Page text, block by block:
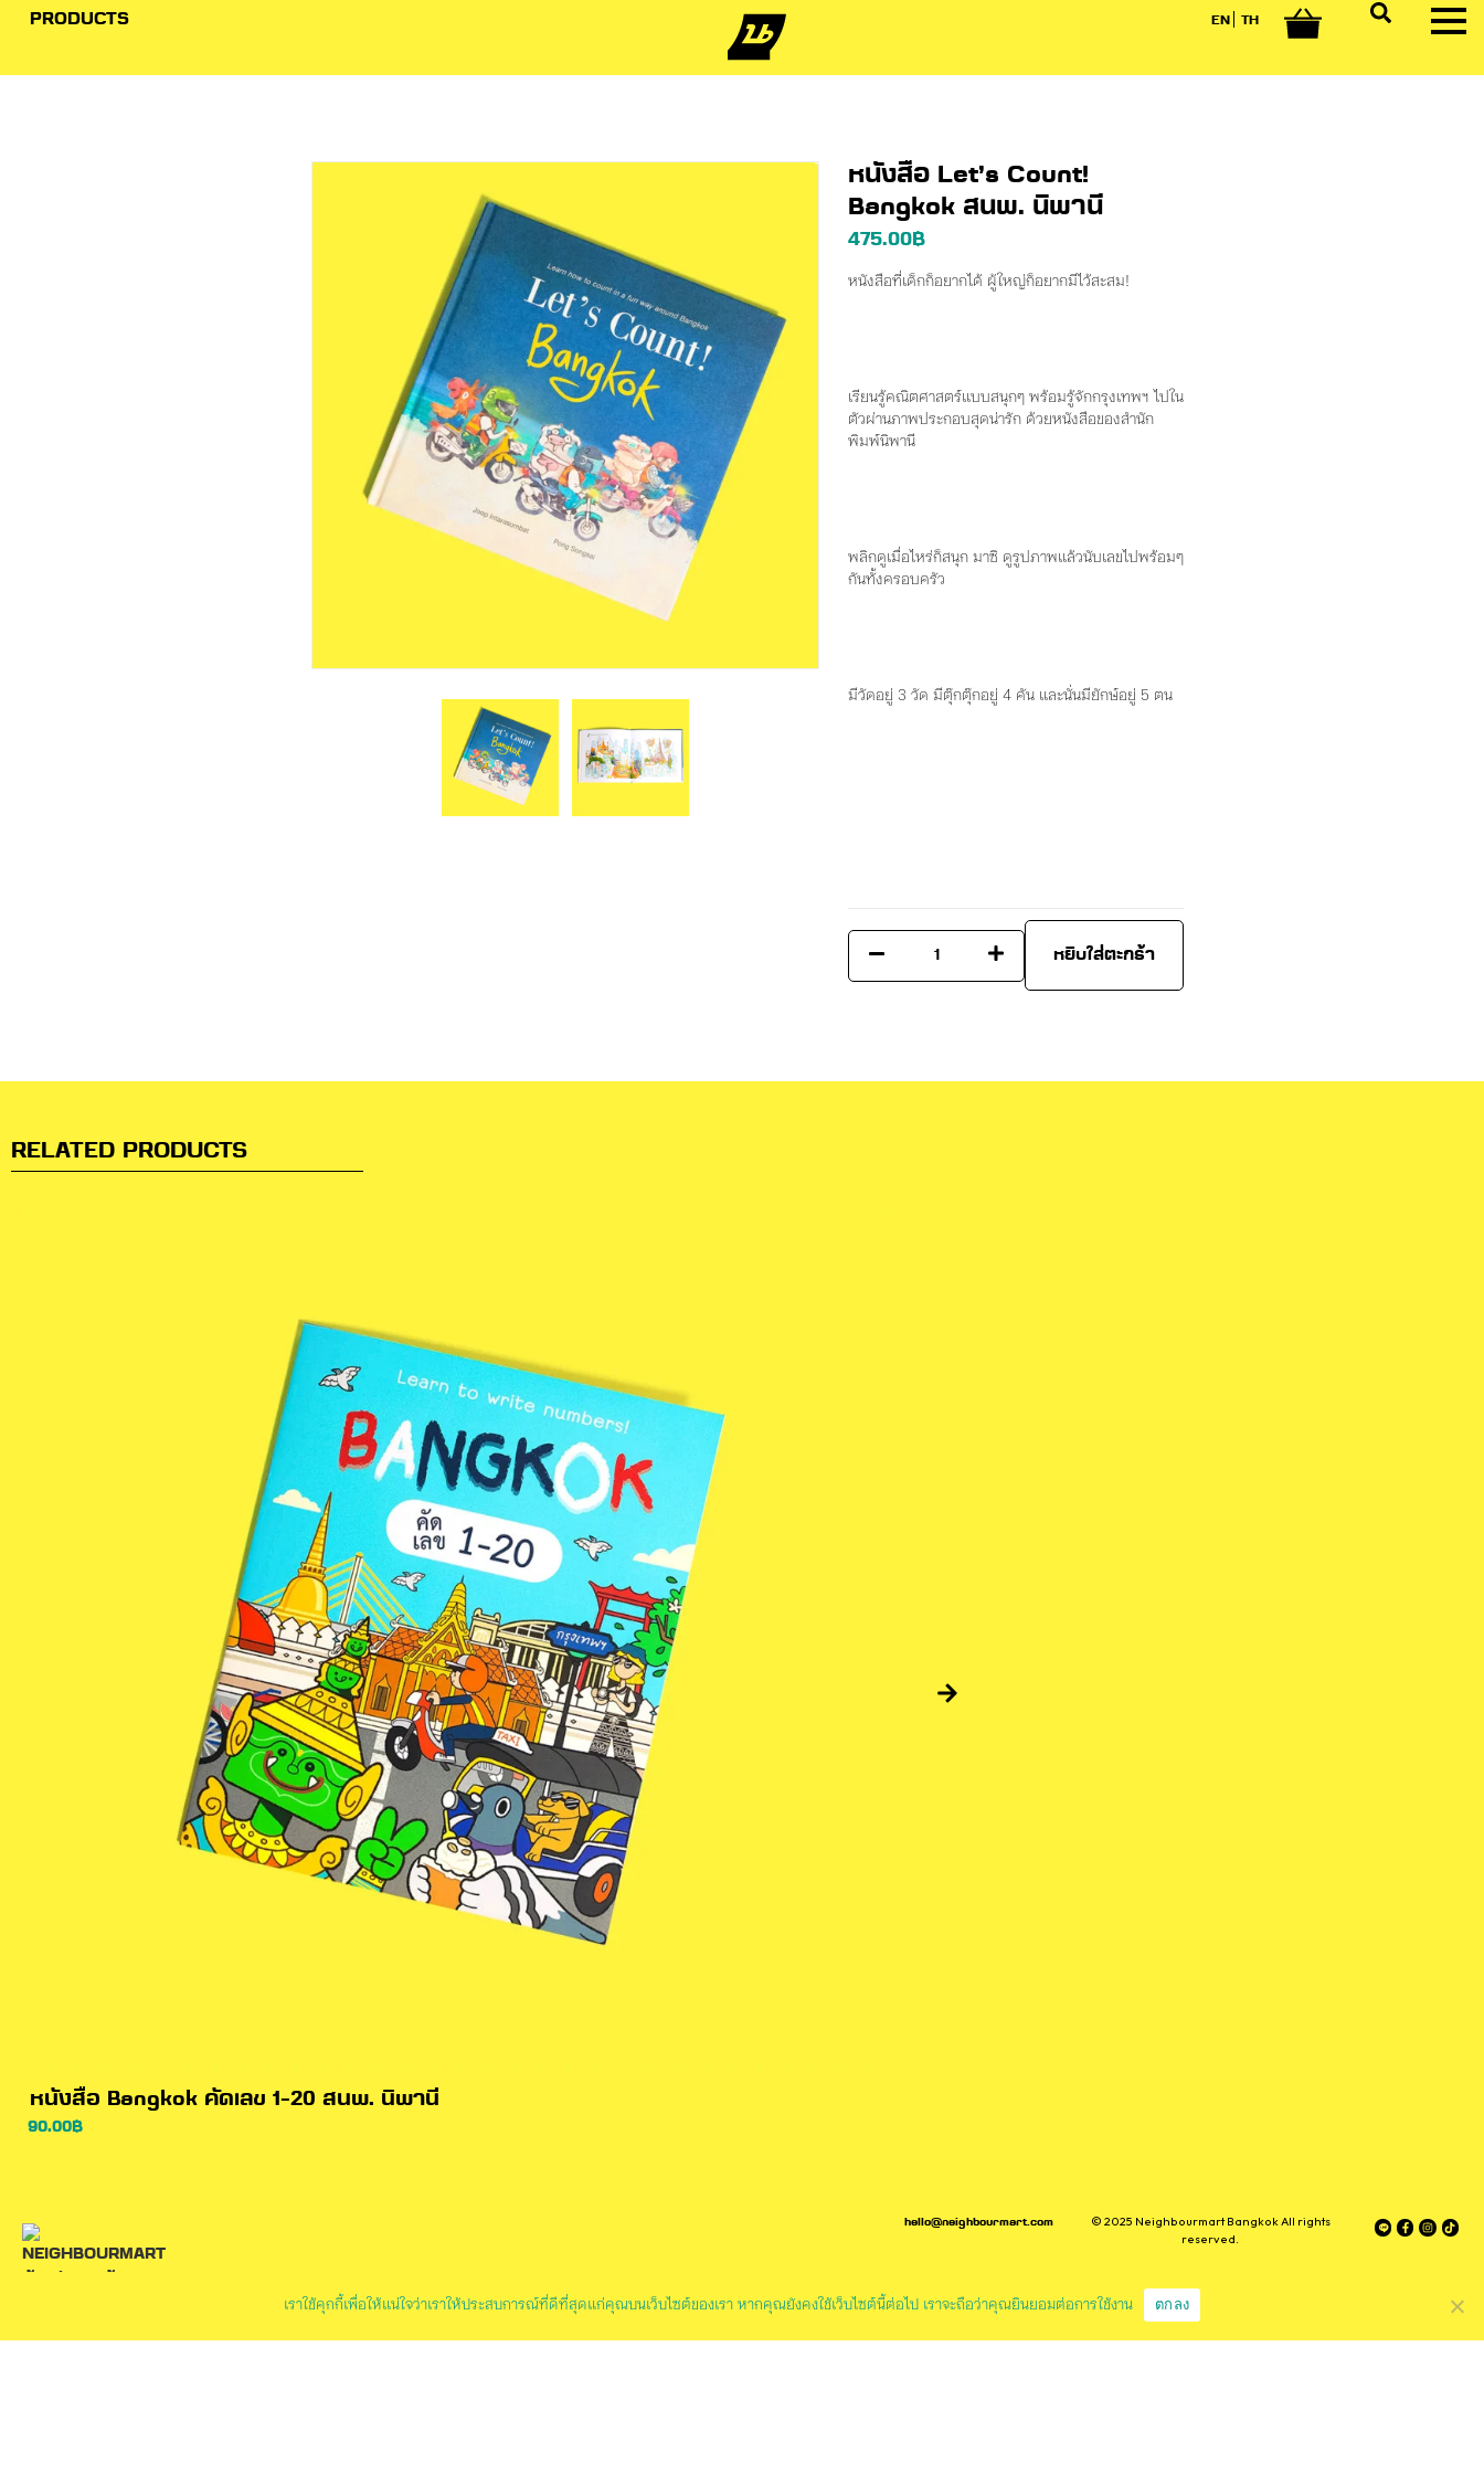
PRODUCTS EN TH
หนังสือ Let’s Count!
Bangkok สนพ. นิพานี
475.00฿
หนังสือที่เด็กก็อยากได้ ผู้ใหญ่ก็อยากมีไว้สะสม!
เรียนรู้คณิตศาสตร์แบบสนุกๆ พร้อมรู้จักกรุงเทพฯ ไปใน
ตัวผ่านภาพประกอบสุดน่ารัก ด้วยหนังสือของสำนัก
พิมพ์นิพานี
พลิกดูเมื่อไหร่ก็สนุก มาซิ ดูรูปภาพแล้วนับเลขไปพร้อมๆ
กันทั้งครอบครัว
มีวัดอยู่ 3 วัด มีตุ๊กตุ๊กอยู่ 4 คัน และนั่นมียักษ์อยู่ 5 ตน
หยิบใส่ตะกร้า
RELATED PRODUCTS
หนังสือ Bangkok คัดเลข 1-20 สนพ. นิพานี
90.00฿
hello@neighbourmart.com
© 2025 Neighbourmart Bangkok All rights
reserved.
เราใช้คุกกี้เพื่อให้แน่ใจว่าเราให้ประสบการณ์ที่ดีที่สุดแก่คุณบนเว็บไซต์ของเรา หากคุณยังคงใช้เว็บไซต์นี้ต่อไป เราจะถือว่าคุณยินยอมต่อการใช้งาน ตกลง